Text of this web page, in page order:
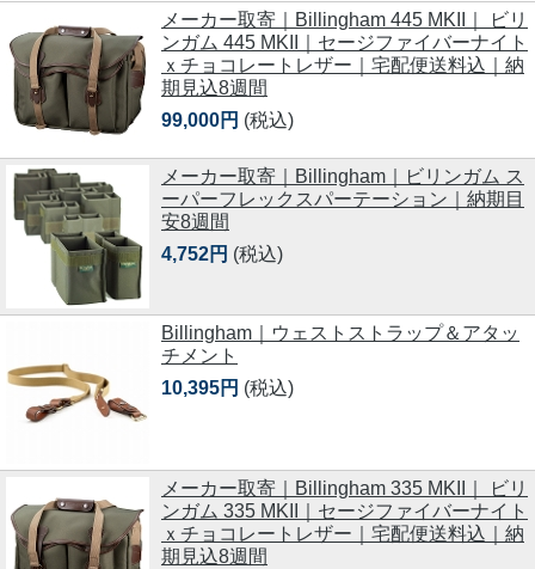
メーカー取寄｜Billingham 445 MKII｜ ビリ
ンガム 445 MKII｜セージファイバーナイト
ｘチョコレートレザー｜宅配便送料込｜納
期見込8週間
99,000円 (税込)
メーカー取寄｜Billingham｜ビリンガム ス
ーパーフレックスパーテーション｜納期目
安8週間
4,752円 (税込)
Billingham｜ウェストストラップ＆アタッ
チメント
10,395円 (税込)
メーカー取寄｜Billingham 335 MKII｜ ビリ
ンガム 335 MKII｜セージファイバーナイト
ｘチョコレートレザー｜宅配便送料込｜納
期見込8週間